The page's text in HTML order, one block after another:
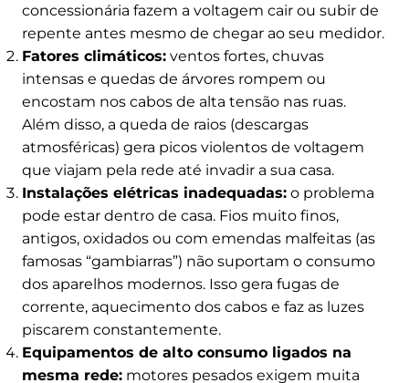
concessionária fazem a voltagem cair ou subir de
repente antes mesmo de chegar ao seu medidor.
Fatores climáticos: ventos fortes, chuvas
intensas e quedas de árvores rompem ou
encostam nos cabos de alta tensão nas ruas.
Além disso, a queda de raios (descargas
atmosféricas) gera picos violentos de voltagem
que viajam pela rede até invadir a sua casa.
Instalações elétricas inadequadas: o problema
pode estar dentro de casa. Fios muito finos,
antigos, oxidados ou com emendas malfeitas (as
famosas “gambiarras”) não suportam o consumo
dos aparelhos modernos. Isso gera fugas de
corrente, aquecimento dos cabos e faz as luzes
piscarem constantemente.
Equipamentos de alto consumo ligados na
mesma rede: motores pesados exigem muita